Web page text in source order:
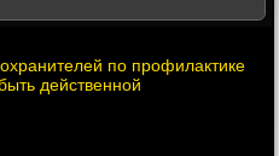
по профилактике
действенной